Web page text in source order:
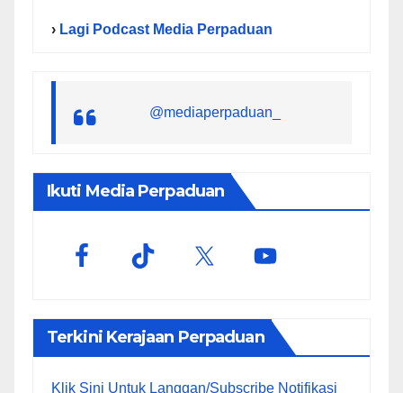
› Lagi Podcast Media Perpaduan
@mediaperpaduan_
Ikuti Media Perpaduan
Terkini Kerajaan Perpaduan
Klik Sini Untuk Langgan/Subscribe Notifikasi